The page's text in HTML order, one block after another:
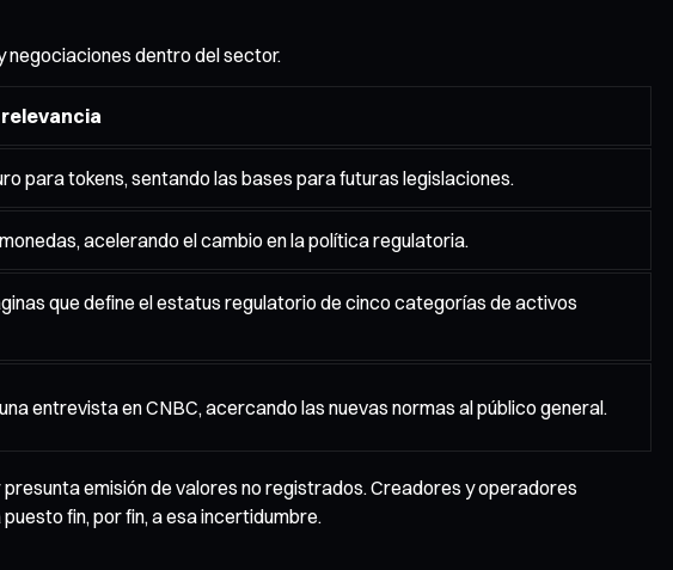
negociaciones dentro del sector.
para tokens, sentando las bases para futuras legislaciones.
acelerando el cambio en la política regulatoria.
que define el estatus regulatorio de cinco categorías de activos
entrevista en CNBC, acercando las nuevas normas al público general.
emisión de valores no registrados. Creadores y operadores
fin, por fin, a esa incertidumbre.